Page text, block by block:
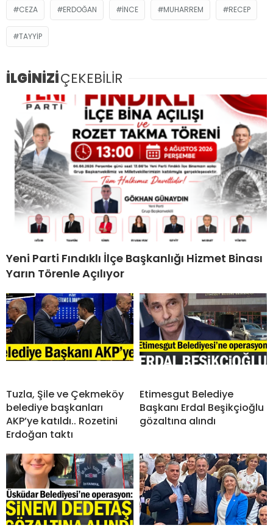
CEZA ERDOĞAN INCE MUHARREM RECEP
TAYYIP
İLGİNİZİÇEKEBİLİR
Yeni Parti Fındıklı İlçe Başkanlığı Hizmet Binası
Yarın Törenle Açılıyor
Tuzla, Şile ve Çekmeköy
belediye başkanları
AKP’ye katıldı.. Rozetini
Erdoğan taktı
Etimesgut Belediye
Başkanı Erdal Beşikçioğlu
gözaltına alındı